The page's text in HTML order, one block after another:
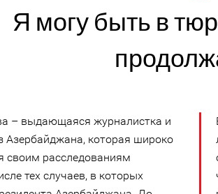
Я могу быть в
– выдающаяся журналистка и
Азербайджана, которая широко
своим расследованиям
тех случаев, в которых